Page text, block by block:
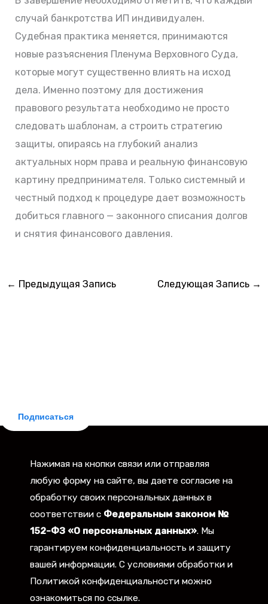
случай банкротства ИП индивидуален.
Судебная практика меняется, принимаются
новые разъяснения Пленума Верховного Суда,
которые могут существенно влиять на исход
дела. Именно поэтому для достижения
правового результата необходимо не просто
следовать шаблонам, а строить стратегию
защиты, опираясь на глубокий анализ
актуальных норм права и реальную финансовую
картину предпринимателя. Только системный и
честный подход к процедуре дает возможность
добиться главного — законного списания долгов
и снятия финансового давления.
← Предыдущая Запись Следующая Запись →
Подписаться
Нажимая на кнопки связи или отправляя
любую форму на сайте, вы даете согласие на
обработку своих персональных данных в
соответствии с Федеральным законом №
152-ФЗ «О персональных данных». Мы
гарантируем конфиденциальность и защиту
вашей информации. С условиями обработки и
Политикой конфиденциальности можно
ознакомиться по ссылке.